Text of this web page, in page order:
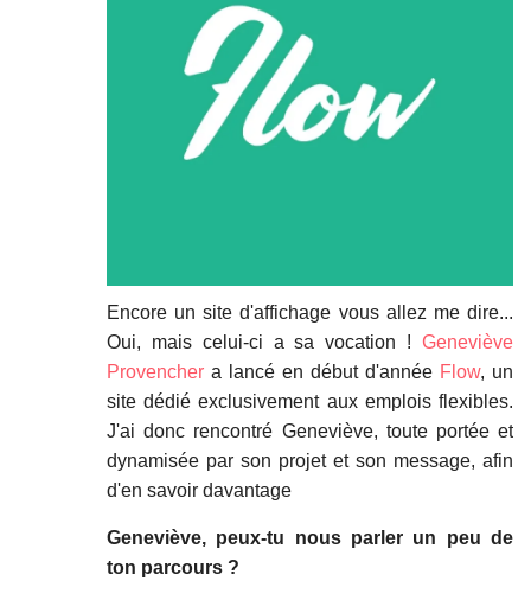
Encore un site d'affichage vous allez me dire...
Oui, mais celui-ci a sa vocation ! Geneviève
Provencher a lancé en début d'année Flow, un
site dédié exclusivement aux emplois flexibles.
J'ai donc rencontré Geneviève, toute portée et
dynamisée par son projet et son message, afin
d'en savoir davantage
Geneviève, peux-tu nous parler un peu de
ton parcours ?